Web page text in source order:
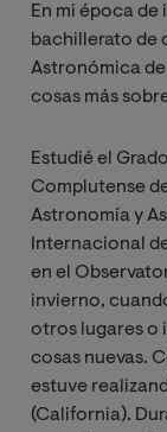
En mi época
bachillerato de
Astronómica
cosas más
Estudié el
Complutense
Astronomía y
Internacional
en el
invierno,
otros lugares o
cosas nuevas.
estuve
(California).